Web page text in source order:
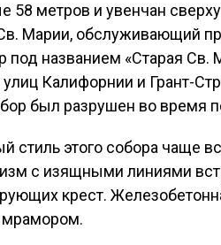
58 метров и увенчан
Марии, обслуживающий
под названием «Старая Св.
Калифорнии и Грант-
был разрушен во время
стиль этого собора чаще
с изящными линиями
крест.
мрамором.